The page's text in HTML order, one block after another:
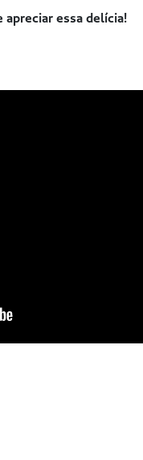
apreciar essa delícia!